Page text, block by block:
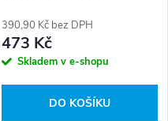
390,90 Kč bez DPH
473 Kč
Skladem v e-shopu
DO KOŠÍKU